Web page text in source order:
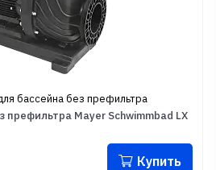
бассейна без префильтра
префильтра Mayer Schwimmbad LX
Купить